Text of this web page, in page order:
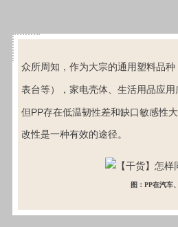
众所周知，作为大宗的通用塑料品种
表台等），家电壳体、生活用品应用
但PP存在低温韧性差和缺口敏感性
改性是一种有效的途径。
图：PP在汽车